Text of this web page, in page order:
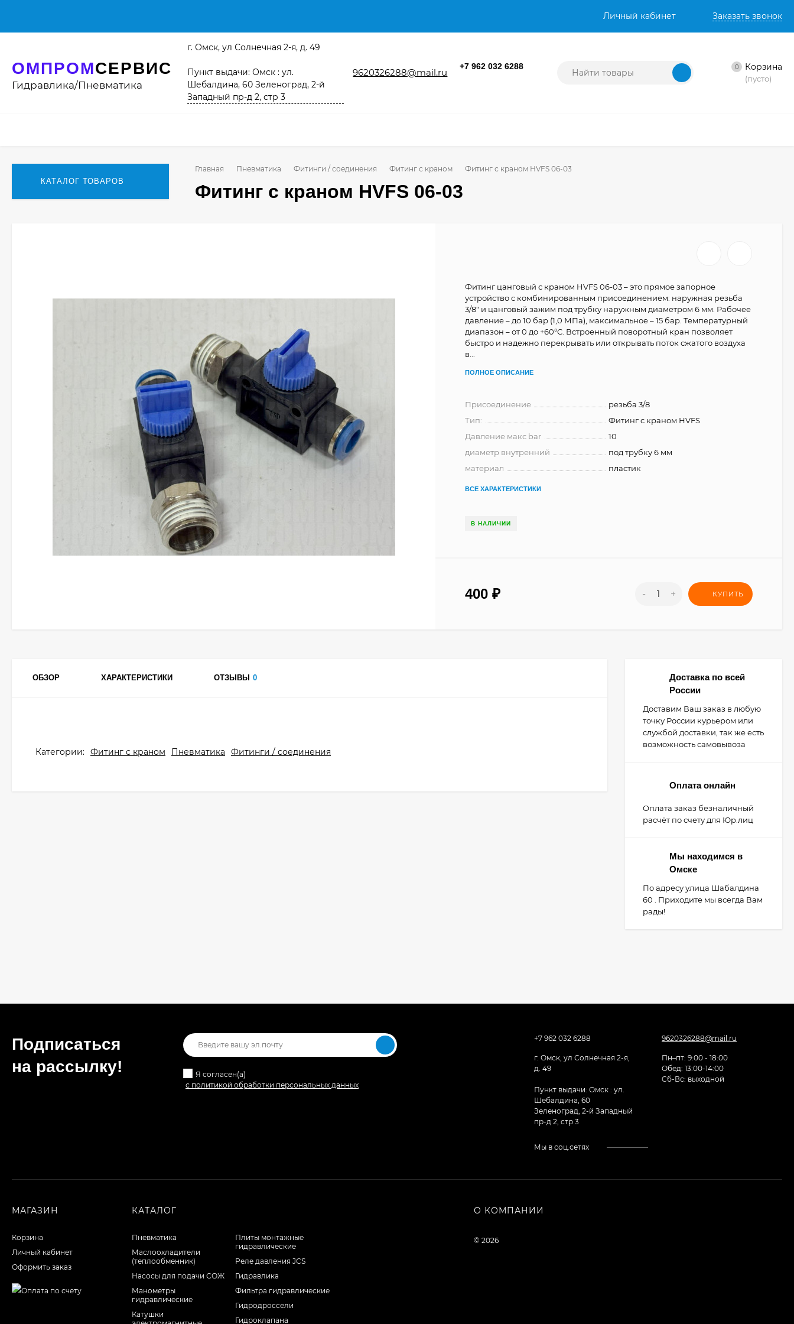
Личный кабинет Заказать звонок
ОМПРОМСЕРВИС
Гидравлика/Пневматика
г. Омск, ул Солнечная 2-я, д. 49
Пункт выдачи: Омск : ул.
Шебалдина, 60 Зеленоград, 2-й
Западный пр-д 2, стр 3
9620326288@mail.ru
+7 962 032 6288 0 Корзина
(пусто)
КАТАЛОГ ТОВАРОВ
Главная Пневматика Фитинги / соединения Фитинг с краном Фитинг с краном НVFS 06-03
Фитинг с краном НVFS 06-03
Фитинг цанговый с краном HVFS 06-03 – это прямое запорное
устройство с комбинированным присоединением: наружная резьба
3/8" и цанговый зажим под трубку наружным диаметром 6 мм. Рабочее
давление – до 10 бар (1,0 МПа), максимальное – 15 бар. Температурный
диапазон – от 0 до +60°C. Встроенный поворотный кран позволяет
быстро и надежно перекрывать или открывать поток сжатого воздуха
в...
ПОЛНОЕ ОПИСАНИЕ
Присоединение
резьба 3/8
Тип:
Фитинг с краном НVFS
Давление макс bar
10
диаметр внутренний
под трубку 6 мм
материал
пластик
ВСЕ ХАРАКТЕРИСТИКИ
В НАЛИЧИИ
400₽ - + КУПИТЬ
ОБЗОР ХАРАКТЕРИСТИКИ ОТЗЫВЫ 0
Категории: Фитинг с краном Пневматика Фитинги / соединения
Доставка по всей
России
Доставим Ваш заказ в любую
точку России курьером или
службой доставки, так же есть
возможность самовывоза
Оплата онлайн
Оплата заказ безналичный
расчёт по счету для Юр.лиц
Мы находимся в
Омске
По адресу улица Шабалдина
60 . Приходите мы всегда Вам
рады!
Подписаться
на рассылкy!
Я согласен(a)
с политикой обработки персональных данных
+7 962 032 6288
г. Омск, ул Солнечная 2-я,
д. 49
Пункт выдачи: Омск : ул.
Шебалдина, 60
Зеленоград, 2-й Западный
пр-д 2, стр 3
9620326288@mail.ru
Пн–пт: 9:00 - 18:00
Обед: 13:00-14:00
Cб-Вс: выходной
Мы в соц.сетях
МАГАЗИН
Корзина
Личный кабинет
Оформить заказ
КАТАЛОГ
Пневматика
Маслоохладители
(теплообменник)
Насосы для подачи СОЖ
Манометры
гидравлические
Катушки
Плиты монтажные
гидравлические
Реле давления JCS
Гидравлика
Фильтра гидравлические
Гидродроссели
Гидроклапана
О КОМПАНИИ
© 2026